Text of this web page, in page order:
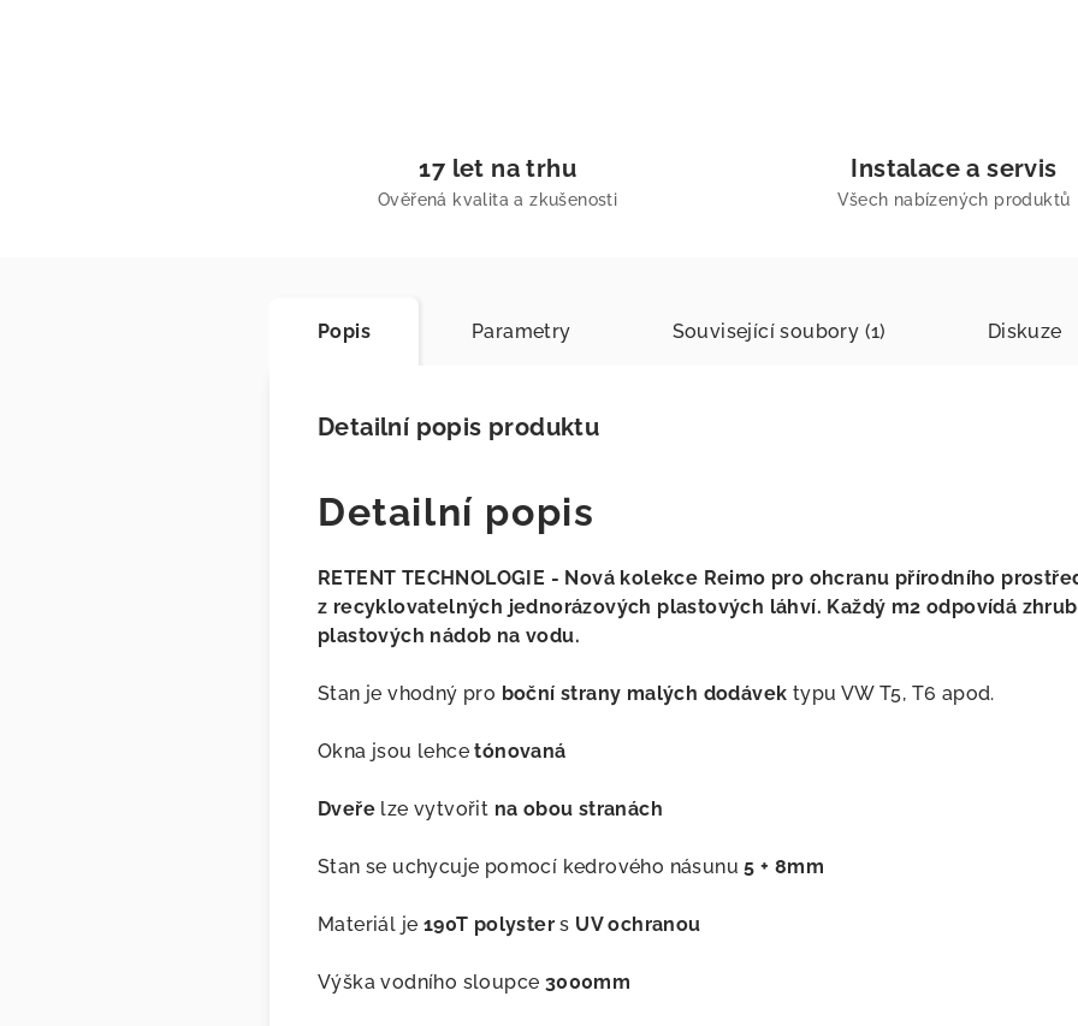
17 let na trhu
Ověřená kvalita a zkušenosti
Instalace a servis
Všech nabízených produktů
Popis Parametry Související soubory (1) Diskuze
Detailní popis produktu
Detailní popis
RETENT TECHNOLOGIE - Nová kolekce Reimo pro ohcranu přírodního
z recyklovatelných jednorázových plastových láhví. Každý m2 odpovídá
plastových nádob na vodu.
Stan je vhodný pro boční strany malých dodávek typu VW T5, T6 apod.
Okna jsou lehcetónovaná
Dveře lze vytvořit na obou stranách
Stan se uchycuje pomocí kedrového násunu 5 + 8mm
Materiál je 190T polyster s UV ochranou
Výška vodního sloupce 3000mm